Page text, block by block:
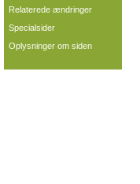
Relaterede ændringer
Specialsider
Oplysninger om siden